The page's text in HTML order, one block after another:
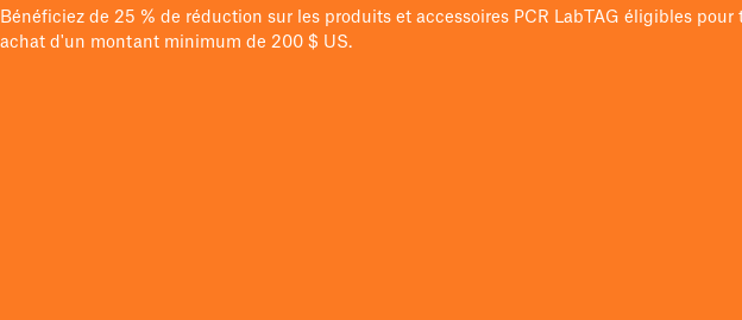
Bénéficiez de 25 % de réduction sur les produits et accessoires PCR LabTAG éligibles pour
achat d'un montant minimum de 200 $ US.